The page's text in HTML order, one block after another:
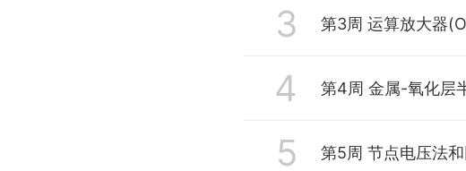
第12讲 电阻的串并联
第15讲 二端网络的等效
3 第3周 运算放大器
第18讲 运算放大器(Op
4
第22讲 数字系统介绍
5